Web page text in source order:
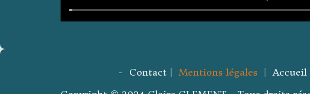
- Contact | Mentions légales | Accueil